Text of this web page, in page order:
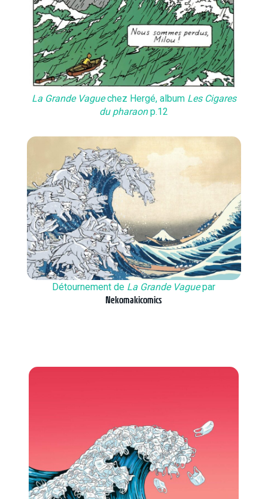
La Grande Vaguechez Hergé, album Les Cigares
du pharaonp.12
Détournement de La Grande Vaguepar
Nekomakicomics